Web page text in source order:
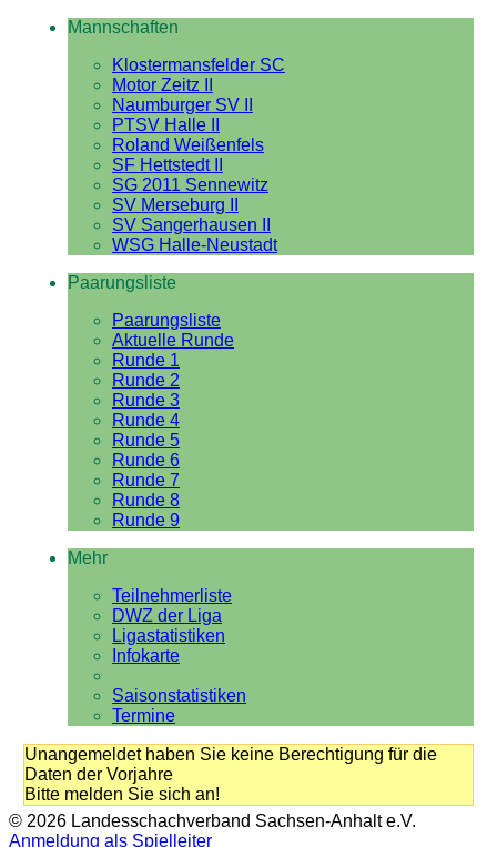
Mannschaften
Klostermansfelder SC
Motor Zeitz II
Naumburger SV II
PTSV Halle II
Roland Weißenfels
SF Hettstedt II
SG 2011 Sennewitz
SV Merseburg II
SV Sangerhausen II
WSG Halle-Neustadt
Paarungsliste
Paarungsliste
Aktuelle Runde
Runde 1
Runde 2
Runde 3
Runde 4
Runde 5
Runde 6
Runde 7
Runde 8
Runde 9
Mehr
Teilnehmerliste
DWZ der Liga
Ligastatistiken
Infokarte
Saisonstatistiken
Termine
Unangemeldet haben Sie keine Berechtigung für die
Daten der Vorjahre
Bitte melden Sie sich an!
© 2026 Landesschachverband Sachsen-Anhalt e.V.
Anmeldung als Spielleiter